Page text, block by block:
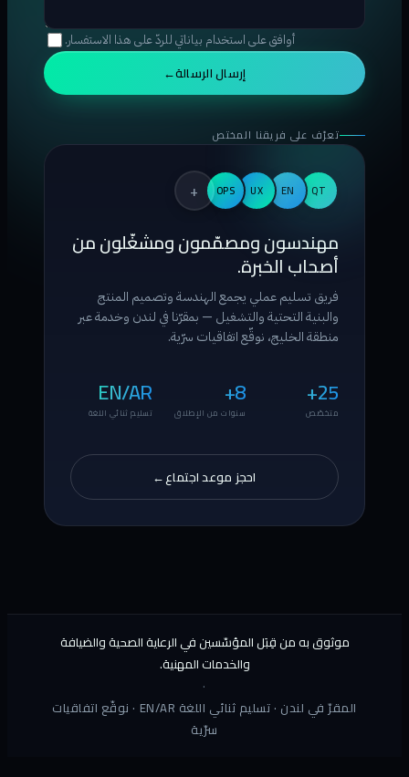
أوافق على استخدام بياناتي للردّ على هذا الاستفسار.
إرسال الرسالة→
تعرّف على فريقنا المختص
QT
EN
UX
OPS
+
مهندسون ومصمّمون ومشغّلون من
أصحاب الخبرة.
فريق تسليم عملي يجمع الهندسة وتصميم المنتج
والبنية التحتية والتشغيل — بمقرّنا في لندن وخدمة عبر
منطقة الخليج، نوقّع اتفاقيات سرّية.
25+
متخصّص
8+
سنوات من الإطلاق
EN/AR
تسليم ثنائي اللغة
احجز موعد اجتماع→
موثوق به من قِبَل المؤسّسين في الرعاية الصحية والضيافة
والخدمات المهنية.
·
المقرّ في لندن · تسليم ثنائي اللغة EN/AR · نوقّع اتفاقيات
سرّية